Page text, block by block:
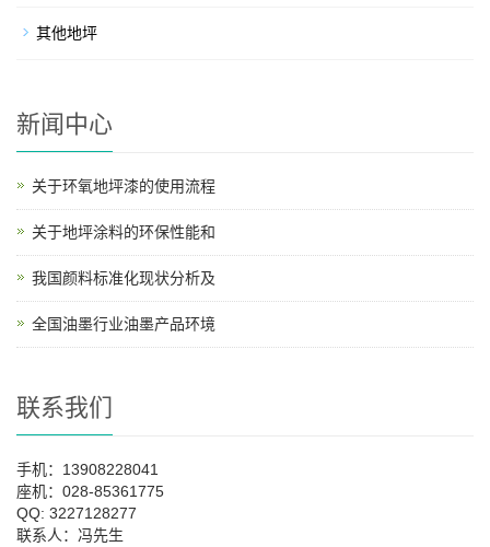
其他地坪
新闻中心
关于环氧地坪漆的使用流程
关于地坪涂料的环保性能和
我国颜料标准化现状分析及
全国油墨行业油墨产品环境
联系我们
手机：13908228041
座机：028-85361775
QQ: 3227128277
联系人：冯先生